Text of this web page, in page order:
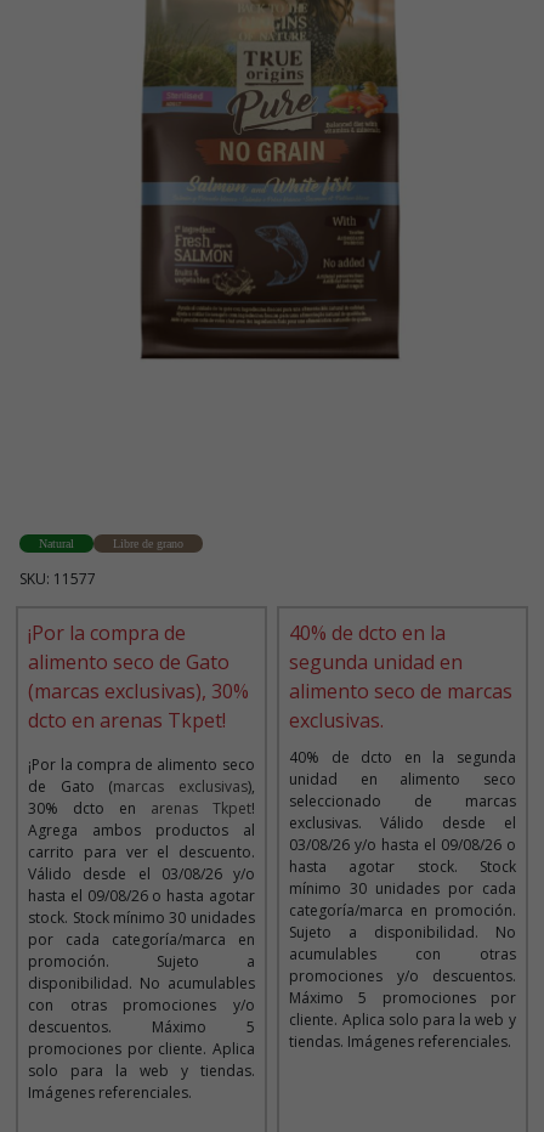
Natural Libre de grano
SKU: 11577
¡Por la compra de
alimento seco de Gato
(marcas exclusivas), 30%
dcto en arenas Tkpet!
¡Por la compra de alimento seco
de Gato (marcas exclusivas),
30% dcto en arenas Tkpet!
Agrega ambos productos al
carrito para ver el descuento.
Válido desde el 03/08/26 y/o
hasta el 09/08/26 o hasta agotar
stock. Stock mínimo 30 unidades
por cada categoría/marca en
promoción. Sujeto a
disponibilidad. No acumulables
con otras promociones y/o
descuentos. Máximo 5
promociones por cliente. Aplica
solo para la web y tiendas.
Imágenes referenciales.
40% de dcto en la
segunda unidad en
alimento seco de marcas
exclusivas.
40% de dcto en la segunda
unidad en alimento seco
seleccionado de marcas
exclusivas. Válido desde el
03/08/26 y/o hasta el 09/08/26 o
hasta agotar stock. Stock
mínimo 30 unidades por cada
categoría/marca en promoción.
Sujeto a disponibilidad. No
acumulables con otras
promociones y/o descuentos.
Máximo 5 promociones por
cliente. Aplica solo para la web y
tiendas. Imágenes referenciales.